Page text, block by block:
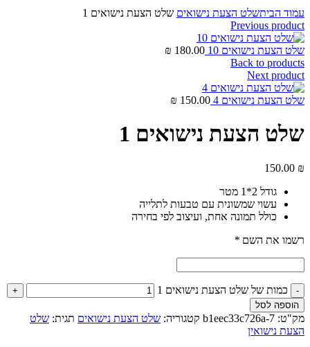
עמוד הביתשלט הצעת נישואים שלט הצעת נישואים 1
Previous product
שלט הצעת נישואים 10 180.00
₪
Back to products
Next product
שלט הצעת נישואים 4 150.00
₪
שלט הצעת נישואים 1
150.00 ₪
גודל 2*1 מטר
עשוי שמשונית עם טבעות לתלייה
כולל תמונה אחת, ועיצוב לפי בחירה
רשמו את השם *
כמות של שלט הצעת נישואים 1
הוספה לסל
מק"ט: b1eec33c726a-7 קטגוריה: שלט הצעת נישואים תגית: שלט
הצעת נישואין